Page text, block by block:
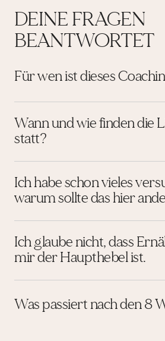
DEINE FRAGEN
BEANTWORTET
Für wen ist dieses
Wann und wie finden die
statt?
Ich habe schon vieles
warum sollte das hier
Ich glaube nicht, dass
mir der Haupthebel ist.
Was passiert nach den 8